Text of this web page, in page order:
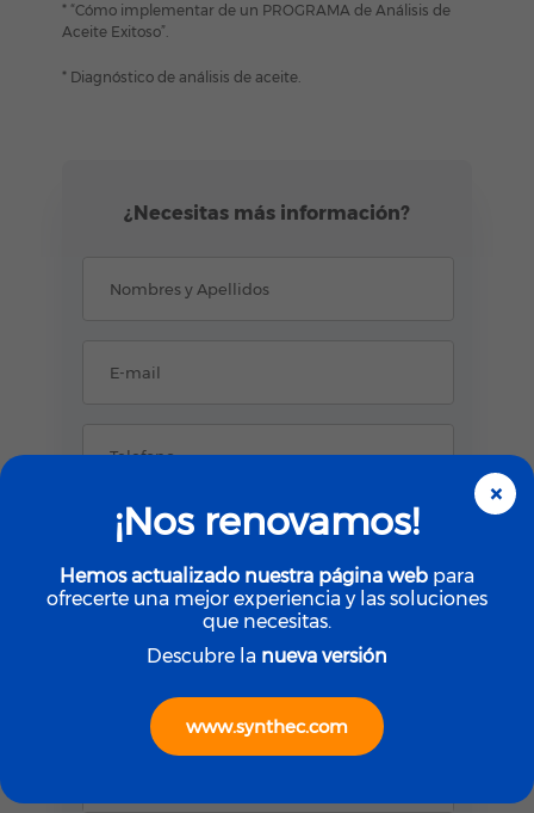
* “Cómo implementar de un PROGRAMA de Análisis de
Aceite Exitoso”.
* Diagnóstico de análisis de aceite.
¿Necesitas más información?
Nombres y Apellidos
E-mail
Telefono
Lugar de Residencia
Nombre de la empresa
Mensaje
×
¡Nos renovamos!
Hemos actualizado nuestra página web para
ofrecerte una mejor experiencia y las soluciones
que necesitas.
Descubre la nueva versión
www.synthec.com